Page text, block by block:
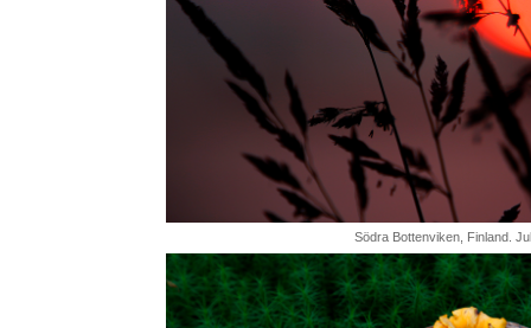
Södra Bottenviken, Finland.